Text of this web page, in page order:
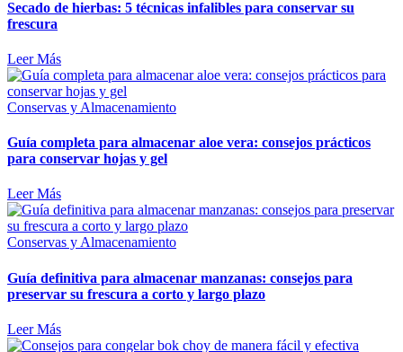
Secado de hierbas: 5 técnicas infalibles para conservar su
frescura
Leer Más
Conservas y Almacenamiento
Guía completa para almacenar aloe vera: consejos prácticos
para conservar hojas y gel
Leer Más
Conservas y Almacenamiento
Guía definitiva para almacenar manzanas: consejos para
preservar su frescura a corto y largo plazo
Leer Más